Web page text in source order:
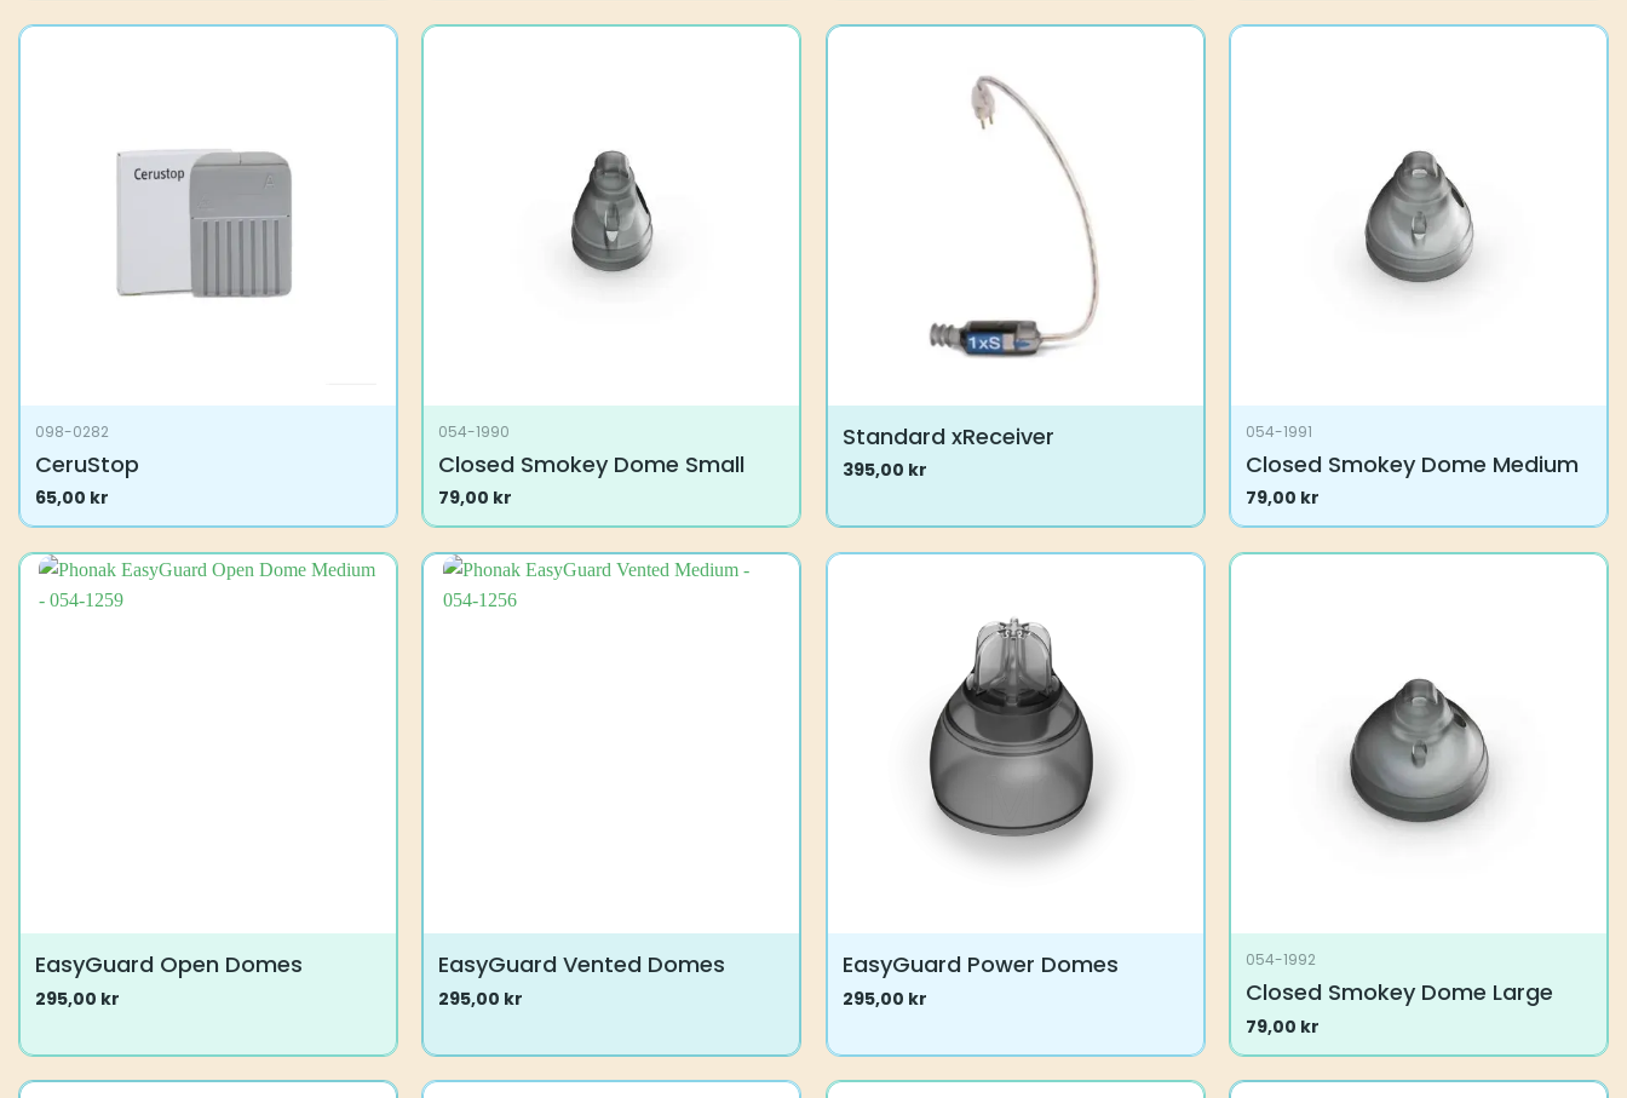
098-0282
CeruStop
65,00 kr
054-1990
Closed Smokey Dome Small
79,00 kr
Standard xReceiver
395,00 kr
vare
har
054-1991
Closed Smokey Dome Medium
79,00 kr
EasyGuard Open Domes
295,00 kr
har
EasyGuard Vented Domes
295,00 kr
har
EasyGuard Power Domes
295,00 kr
har
054-1992
Closed Smokey Dome Large
79,00 kr